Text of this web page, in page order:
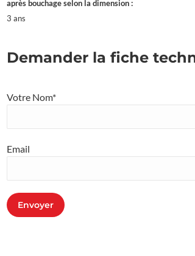
après bouchage selon la dimension :
3 ans
Demander la fiche
Votre Nom*
Email